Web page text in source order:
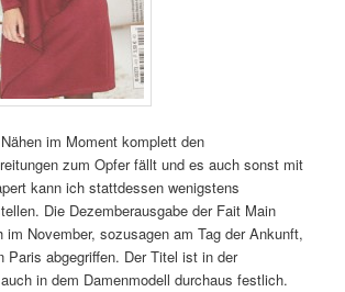
im Moment komplett den
zum Opfer fällt und es auch sonst mit
kann ich stattdessen wenigstens
Die Dezemberausgabe der Fait Main
im November, sozusagen am Tag der Ankunft,
Paris abgegriffen. Der Titel ist in der
in dem Damenmodell durchaus festlich.